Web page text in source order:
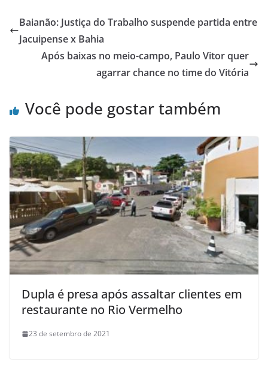
Baianão: Justiça do Trabalho suspende partida entre
Jacuipense x Bahia
Após baixas no meio-campo, Paulo Vitor quer
agarrar chance no time do Vitória
Você pode gostar também
Dupla é presa após assaltar clientes em
restaurante no Rio Vermelho
23 de setembro de 2021